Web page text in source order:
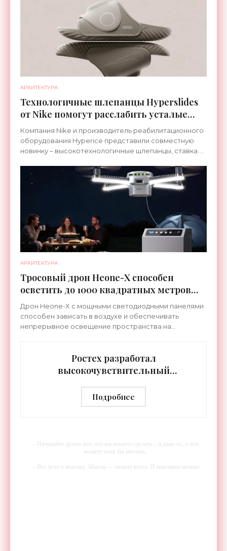
АРХИТЕКТУРА
Технологичные шлепанцы Hyperslides
от Nike помогут расслабить усталые
ноги после тренировки - «Гаджеты»
Компания Nike и производитель реабилитационного
оборудования Hyperice представили совместную
новинку – высокотехнологичные шлепанцы, ставка в
АРХИТЕКТУРА
Тросовый дрон Heone-X способен
осветить до 1000 квадратных метров
земли - «Беспилотники»
Дрон Heone-X с мощными светодиодными панелями
способен зависать в воздухе и обеспечивать
непрерывное освещение пространства на
Ростех разработал
высокочувствительный
дальностью распознавания до 2 км
- «Гаджеты»
Подробнее
-- Начинайте делать все, что вы можете сделать – и даже то, о чем
можете хотя бы мечтать.
-- Все дело в мыслях. Мысль — начало всего. И мыслями можно